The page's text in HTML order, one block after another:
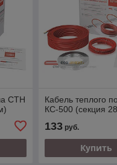
СТН
Кабель теплого
КС-500 (секция
133руб.
Купить